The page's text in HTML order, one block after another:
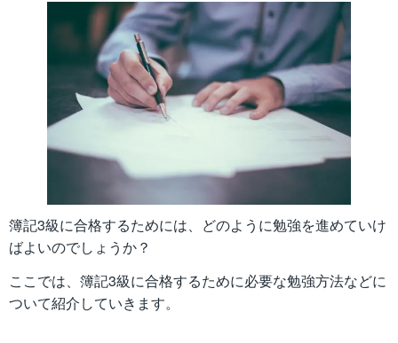
簿記3級に合格するためには、どのように勉強を進めていけ
ばよいのでしょうか？
ここでは、簿記3級に合格するために必要な勉強方法などに
ついて紹介していきます。